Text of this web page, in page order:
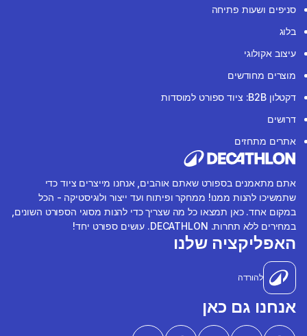
סניפים ושעות פתיחה
בלוג
עיצוב אקולוגי
מוצרים מחודשים
דקטלון B2B: ציוד ספורט למוסדות
דרושים
אתרים מתחזים
אתם מתאמנים בספורט שאתם אוהבים, אנחנו מייצרים ציוד כדי
שתמשיכו להנות ממנו! ממחקר ופיתוח ועד ייצור ולוגיסטיקה - הכל
במקום אחד. כאן תמצאו כל מה שצריך כדי להנות מסוגי הספורט השונים,
במחירים ללא תחרות. DECATHLON. עושים ספורט יחד!
האפליקציה שלנו
להורדה
אנחנו גם כאן